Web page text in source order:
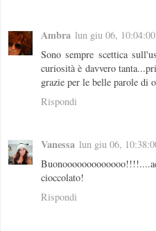
Ambra lun giu 06,
Sono sempre scettica
curiosità è davvero
grazie per le belle parole di
Rispondi
Vanessa lun giu 06,
cioccolato!
Rispondi